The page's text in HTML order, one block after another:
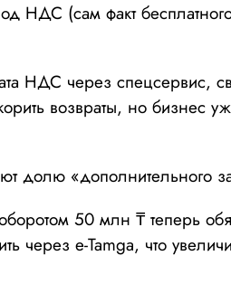
НДС (сам факт
НДС через
возвраты, но бизнес
долю «дополнительного
50 млн ₸ теперь
через e-Tamga, что